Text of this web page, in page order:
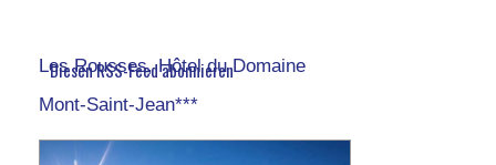
Diesen RSS-Feed abonnieren
Les Rousses, Hôtel du Domaine
Mont-Saint-Jean***